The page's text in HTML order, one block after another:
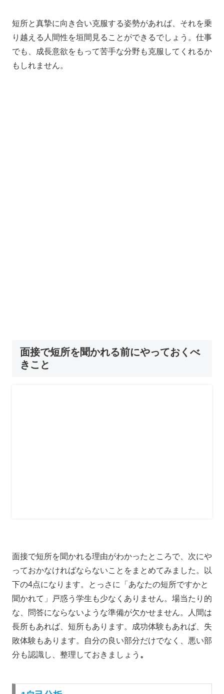
短所と真摯に向き合い克服する姿勢があれば、それを乗
り越える人間性を垣間見ることができるでしょう。仕事
でも、成長意欲をもって苦手な分野も克服してくれるか
もしれません。
面接で短所を聞かれる前にやっておくべ
きこと
面接で短所を聞かれる理由がわかったところで、次にや
っておかなければならないことをまとめてみました。以
下の4点になります。とっさに「あなたの短所ですかと
聞かれて」戸惑う学生も少なくありません。場当たり的
な、問答にならないような準備が欠かせません。
人間は
長所もあれば、短所もあります。成功体験もあれば、失
敗体験もあります。自分の良い部分だけでなく、悪い部
分も認識し、整理しておきましょう 。